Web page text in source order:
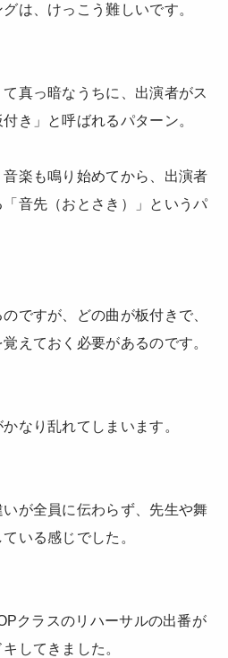
は、けっこう難しいです。
て真っ暗なうちに、出演者がス
き」と呼ばれるパターン。
音楽も鳴り始めてから、出演者
音先（おとさき）」というパ
ですが、どの曲が板付きで、
えておく必要があるのです。
なり乱れてしまいます。
が全員に伝わらず、先生や舞
いる感じでした。
クラスのリハーサルの出番が
してきました。